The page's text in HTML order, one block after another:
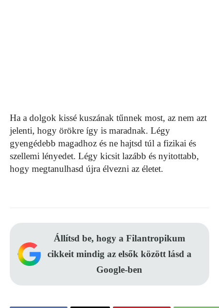
Ha a dolgok kissé kuszának tűnnek most, az nem azt
jelenti, hogy örökre így is maradnak. Légy
gyengédebb magadhoz és ne hajtsd túl a fizikai és
szellemi lényedet. Légy kicsit lazább és nyitottabb,
hogy megtanulhasd újra élvezni az életet.
Állítsd be, hogy a Filantropikum
cikkeit mindig az elsők között lásd a
Google-ben